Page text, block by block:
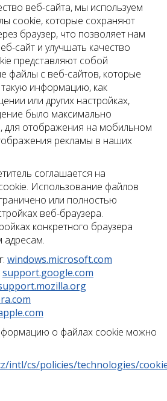
веб-сайта, мы используем
cookie, которые сохраняют
браузер, что позволяет нам
сайт и улучшать качество
представляют собой
файлы с веб-сайтов, которые
​​информацию, как
или других настройках,
было максимально
для отображения на мобильном
рекламы в наших
соглашается на
Использование файлов
или полностью
веб-браузера.
конкретного браузера
адресам.
windows.microsoft.com
support.google.com
о файлах cookie можно
intl/cs/policies/technologies/